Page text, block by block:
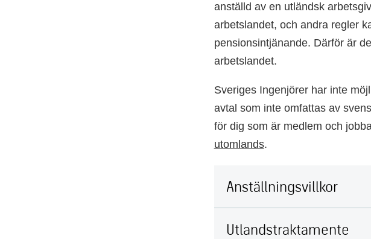
anställd av en utländsk
arbetslandet, och andra regler
pensionsintjänande. Därför är
arbetslandet.
Sveriges Ingenjörer har inte
avtal som inte omfattas av
för dig som är medlem och
utomlands.
Anställningsvillkor
Utlandstraktamente